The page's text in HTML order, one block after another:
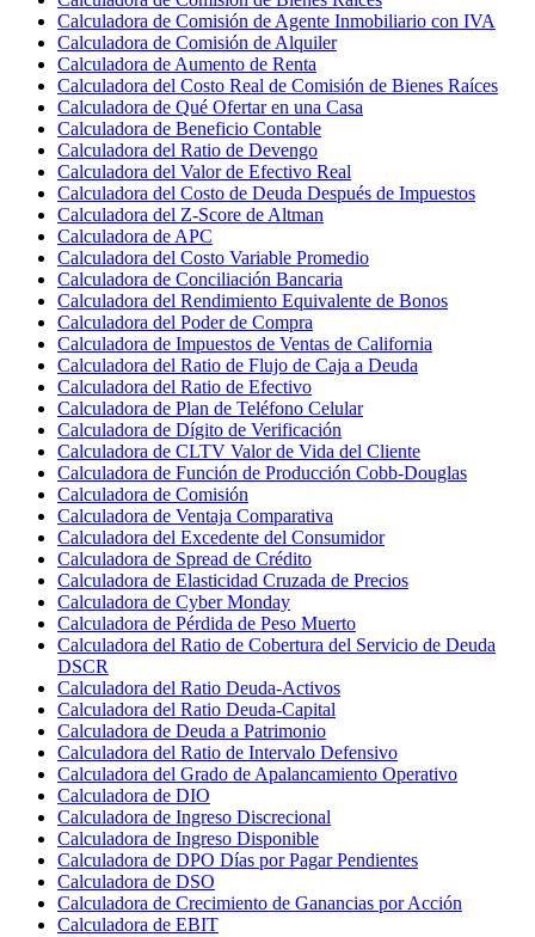
Calculadora de Comisión de Agente Inmobiliario con IVA
Calculadora de Comisión de Alquiler
Calculadora de Aumento de Renta
Calculadora del Costo Real de Comisión de Bienes Raíces
Calculadora de Qué Ofertar en una Casa
Calculadora de Beneficio Contable
Calculadora del Ratio de Devengo
Calculadora del Valor de Efectivo Real
Calculadora del Costo de Deuda Después de Impuestos
Calculadora del Z-Score de Altman
Calculadora de APC
Calculadora del Costo Variable Promedio
Calculadora de Conciliación Bancaria
Calculadora del Rendimiento Equivalente de Bonos
Calculadora del Poder de Compra
Calculadora de Impuestos de Ventas de California
Calculadora del Ratio de Flujo de Caja a Deuda
Calculadora del Ratio de Efectivo
Calculadora de Plan de Teléfono Celular
Calculadora de Dígito de Verificación
Calculadora de CLTV Valor de Vida del Cliente
Calculadora de Función de Producción Cobb-Douglas
Calculadora de Comisión
Calculadora de Ventaja Comparativa
Calculadora del Excedente del Consumidor
Calculadora de Spread de Crédito
Calculadora de Elasticidad Cruzada de Precios
Calculadora de Cyber Monday
Calculadora de Pérdida de Peso Muerto
Calculadora del Ratio de Cobertura del Servicio de Deuda
DSCR
Calculadora del Ratio Deuda-Activos
Calculadora del Ratio Deuda-Capital
Calculadora de Deuda a Patrimonio
Calculadora del Ratio de Intervalo Defensivo
Calculadora del Grado de Apalancamiento Operativo
Calculadora de DIO
Calculadora de Ingreso Discrecional
Calculadora de Ingreso Disponible
Calculadora de DPO Días por Pagar Pendientes
Calculadora de DSO
Calculadora de Crecimiento de Ganancias por Acción
Calculadora de EBIT